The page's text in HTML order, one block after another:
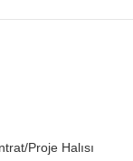
Proje Halısı